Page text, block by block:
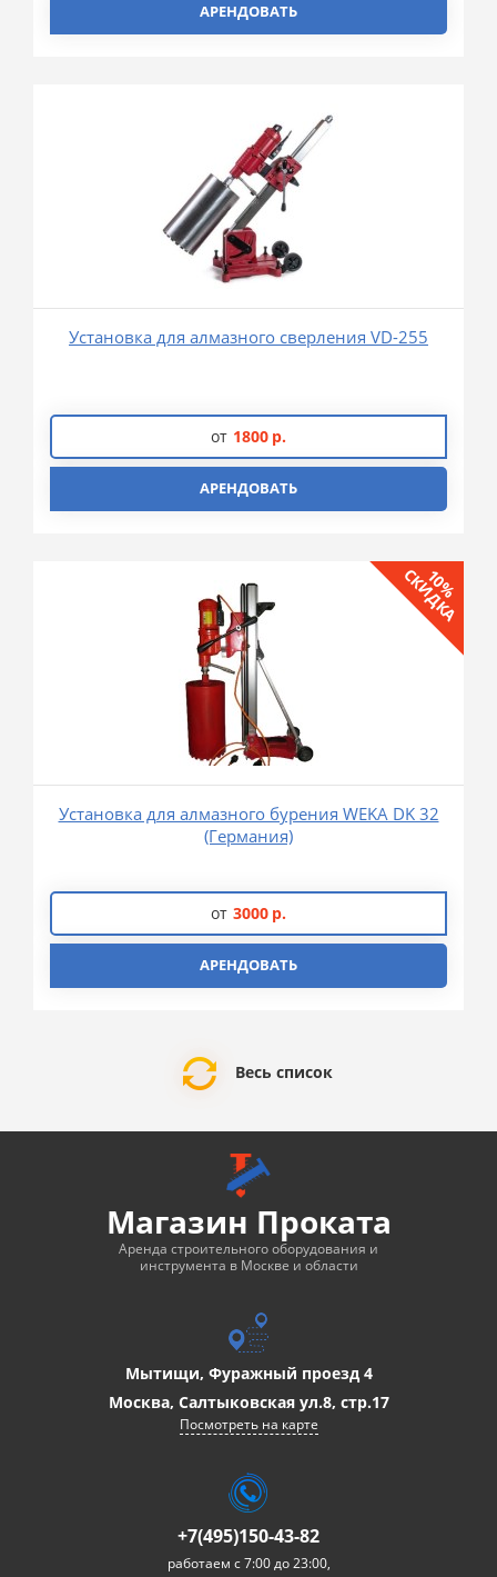
АРЕНДОВАТЬ
Установка для алмазного сверления VD-255
от 1800 р.
АРЕНДОВАТЬ
10%
СКИДКА
Установка для алмазного бурения WEKA DK 32
(Германия)
от 3000 р.
АРЕНДОВАТЬ
Весь список
Магазин Проката
Аренда строительного оборудования и
инструмента в Москве и области
Мытищи, Фуражный проезд 4
Москва, Салтыковская ул.8, стр.17
Посмотреть на карте
+7(495)150-43-82
работаем с 7:00 до 23:00,